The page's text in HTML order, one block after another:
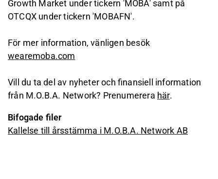
Growth Market under tickern 'MOBA' samt på
OTCQX under tickern 'MOBAFN'.
För mer information, vänligen besök
wearemoba.com
Vill du ta del av nyheter och finansiell information
från M.O.B.A. Network? Prenumerera här.
Bifogade filer
Kallelse till årsstämma i M.O.B.A. Network AB